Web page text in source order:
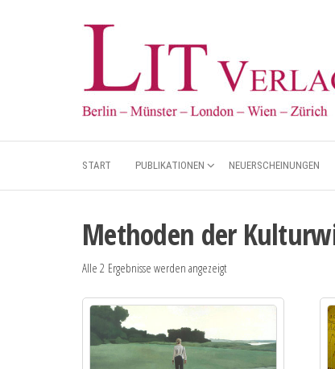
START PUBLIKATIONEN NEUERSCHEINUNGEN
Methoden der
Alle 2 Ergebnisse werden angezeigt